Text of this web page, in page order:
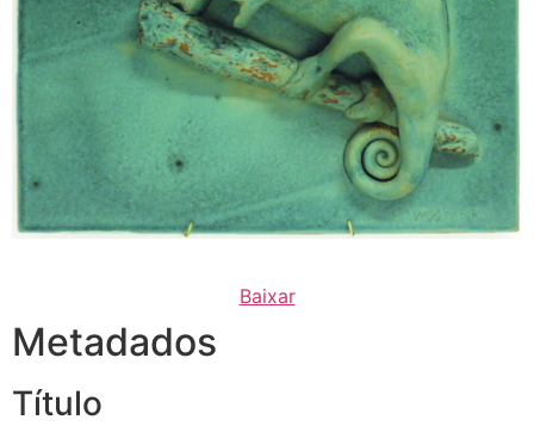
Baixar
Metadados
Título